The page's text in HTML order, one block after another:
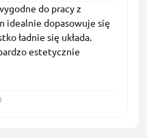
do pracy z
idealnie dopasowuje się
ładnie się układa.
estetycznie